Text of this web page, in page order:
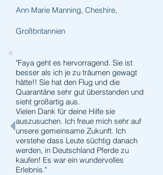
Ann Marie Manning, Cheshire,
Großbritannien
"Faya geht es hervorragend. Sie ist
besser als ich je zu träumen gewagt
hätte!! Sie hat den Flug und die
Quarantäne sehr gut überstanden und
sieht großartig aus.
Vielen Dank für deine Hilfe sie
auszusuchen. Ich freue mich sehr auf
unsere gemeinsame Zukunft. Ich
verstehe dass Leute süchtig danach
werden, in Deutschland Pferde zu
kaufen! Es war ein wundervolles
Erlebnis."